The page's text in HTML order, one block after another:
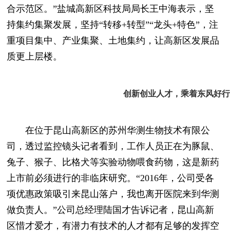
合示范区。”盐城高新区科技局局长王中海表示，坚
持集约集聚发展，坚持“转移+转型”“龙头+特色”，注
重项目集中、产业集聚、土地集约，让高新区发展品
质更上层楼。
创新创业人才， 乘着东风好
在位于昆山高新区的苏州华测生物技术有限公
司，透过监控镜头记者看到，工作人员正在为豚鼠、
兔子、猴子、比格犬等实验动物喂食药物，这是新药
上市前必须进行的非临床研究。“2016年，公司受各
项优惠政策吸引来昆山落户，我也离开医院来到华测
做负责人。”公司总经理陆国才告诉记者，昆山高新
区惜才爱才，有潜力有技术的人才都有足够的发挥空